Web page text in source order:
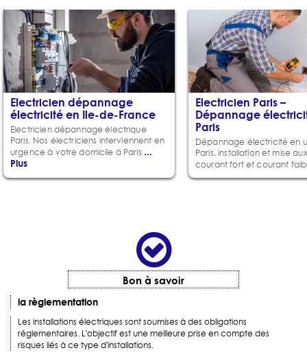
Electricien dépannage
électricité en Ile-de-France
Electricien dépannage électrique
Paris. Nos électriciens interviennent en
urgence à votre domicile à Paris ...
Plus
Electricien Paris –
Dépannage
Paris
Dépannage électricité en
Paris, installation et mise
courant fort et courant
Bon à savoir
la règlementation
Les installations électriques sont soumises à des obligations
réglementaires. L'objectif est une meilleure prise en compte des
risques liés à ce type d'installations.